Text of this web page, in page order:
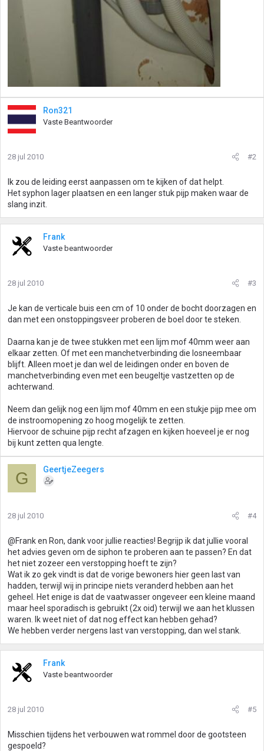
Ron321
Vaste Beantwoorder
28 jul 2010 #2
Ik zou de leiding eerst aanpassen om te kijken of dat helpt.
Het syphon lager plaatsen en een langer stuk pijp maken waar de
slang inzit.
Frank
Vaste beantwoorder
28 jul 2010 #3
Je kan de verticale buis een cm of 10 onder de bocht doorzagen en
dan met een onstoppingsveer proberen de boel door te steken.
Daarna kan je de twee stukken met een lijm mof 40mm weer aan
elkaar zetten. Of met een manchetverbinding die losneembaar
blijft. Alleen moet je dan wel de leidingen onder en boven de
manchetverbinding even met een beugeltje vastzetten op de
achterwand.
Neem dan gelijk nog een lijm mof 40mm en een stukje pijp mee om
de instroomopening zo hoog mogelijk te zetten.
Hiervoor de schuine pijp recht afzagen en kijken hoeveel je er nog
bij kunt zetten qua lengte.
G GeertjeZeegers
28 jul 2010 #4
@Frank en Ron, dank voor jullie reacties! Begrijp ik dat jullie vooral
het advies geven om de siphon te proberen aan te passen? En dat
het niet zozeer een verstopping hoeft te zijn?
Wat ik zo gek vindt is dat de vorige bewoners hier geen last van
hadden, terwijl wij in principe niets veranderd hebben aan het
geheel. Het enige is dat de vaatwasser ongeveer een kleine maand
maar heel sporadisch is gebruikt (2x oid) terwijl we aan het klussen
waren. Ik weet niet of dat nog effect kan hebben gehad?
We hebben verder nergens last van verstopping, dan wel stank.
Frank
Vaste beantwoorder
28 jul 2010 #5
Misschien tijdens het verbouwen wat rommel door de gootsteen
gespoeld?